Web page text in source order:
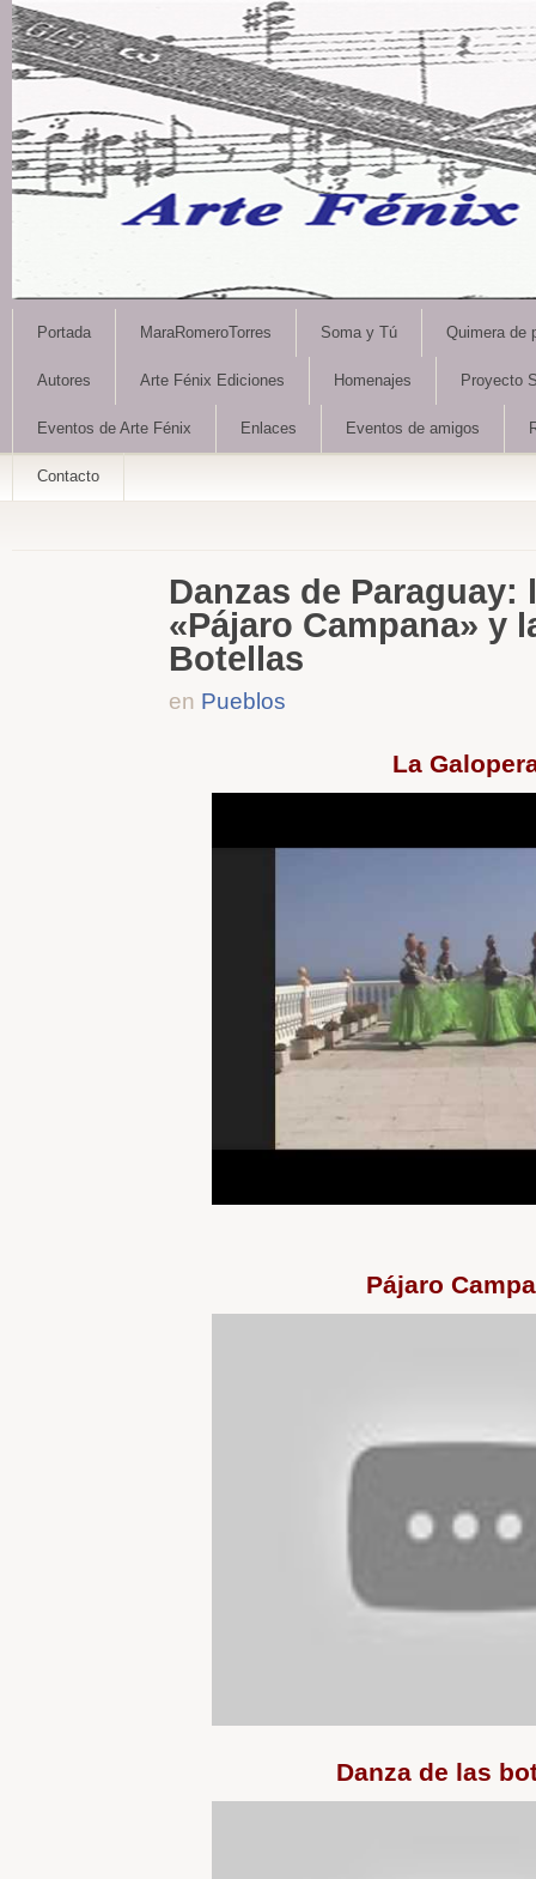
Portada MaraRomeroTorres Soma y Tú Quimera de
Autores Arte Fénix Ediciones Homenajes Proyecto
Eventos de Arte Fénix Enlaces Eventos de amigos
Contacto
Danzas de Paraguay:
«Pájaro Campana» y
Botellas
en Pueblos
La
Pájaro
Danza de las